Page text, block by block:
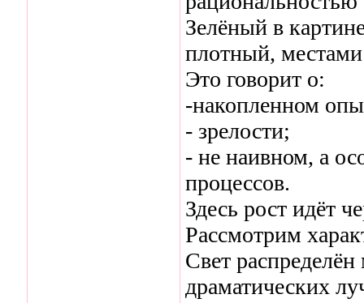
Зелёный в
плотный,
Это говорит о:
-накопленном
- зрелости;
- не наивном, а
процессов.
Здесь рост идёт
Рассмотрим
Свет распределён
драматических